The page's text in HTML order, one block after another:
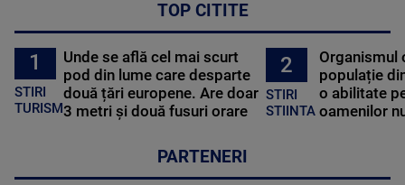
TOP CITITE
1
STIRI
TURISM
Unde se află cel mai scurt
pod din lume care desparte
două țări europene. Are doar
3 metri și două fusuri orare
2
STIRI
STIINTA
Organismul
populație
o abilitate
oamenilor
PARTENERI